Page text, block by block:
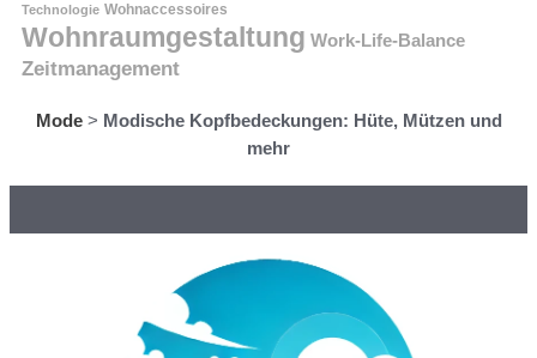
Technologie Wohnaccessoires
Wohnraumgestaltung Work-Life-Balance
Zeitmanagement
Mode> Modische Kopfbedeckungen: Hüte, Mützen und
mehr